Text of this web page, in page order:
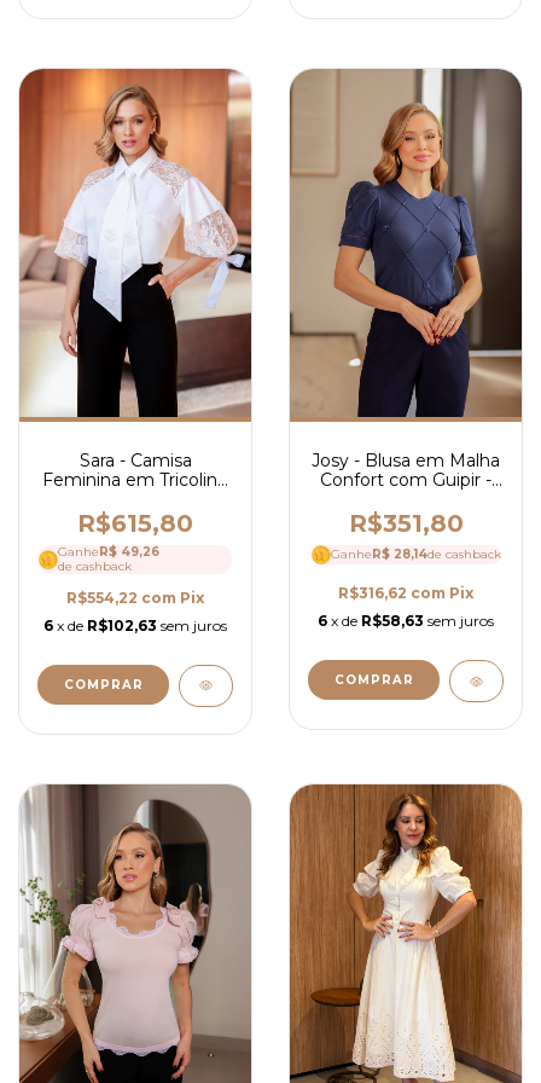
Sara - Camisa
Feminina em Tricoline
Renda e Guipir Floral -
Ref 4277
R$615,80
Ganhe R$ 49,26
de cashback
R$554,22 com Pix
6 x de R$102,63 sem juros
COMPRAR
Josy - Blusa em Malha
Confort com Guipir -
R$351,80
Ganhe R$ 28,14de cashback
R$316,62 com Pix
6 x de R$58,63 sem juros
COMPRAR